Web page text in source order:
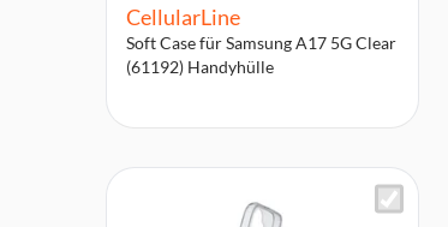
CellularLine
Soft Case für Samsung A17 5G Clear
(61192) Handyhülle